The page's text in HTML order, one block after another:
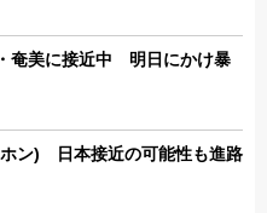
奄美に接近中 明日にかけ暴
ン) 日本接近の可能性も進路